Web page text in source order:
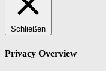
Schließen
Privacy Overview